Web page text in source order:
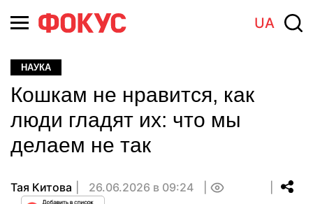
UA
НАУКА
Кошкам не нравится, как
люди гладят их: что мы
делаем не так
Тая Китова 26.06.2026 в 09:24